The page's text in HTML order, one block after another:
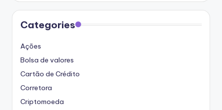
Categories
Ações
Bolsa de valores
Cartão de Crédito
Corretora
Criptomoeda